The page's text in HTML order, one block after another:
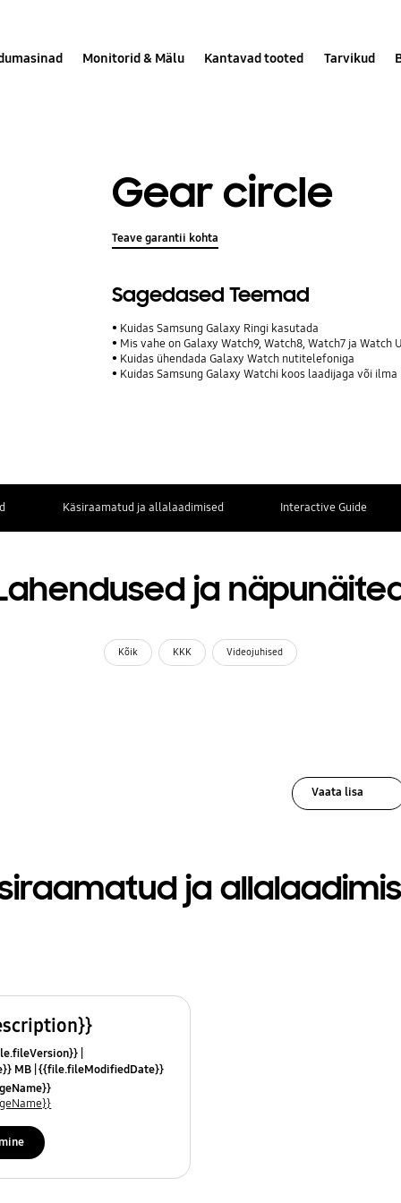
Monitorid & Mälu Kantavad tooted Tarvikud
Gear circle
Teave garantii kohta
Sagedased Teemad
Kuidas Samsung Galaxy Ringi kasutada
Mis vahe on Galaxy Watch9, Watch8, Watch7 ja Watch
Kuidas ühendada Galaxy Watch nutitelefoniga
Kuidas Samsung Galaxy Watchi koos laadijaga või
Käsiraamatud ja allalaadimised Interactive Guide
ja
Kõik KKK Videojuhised
Vaata lisa
ja
MB {{file.fileModifiedDate}}